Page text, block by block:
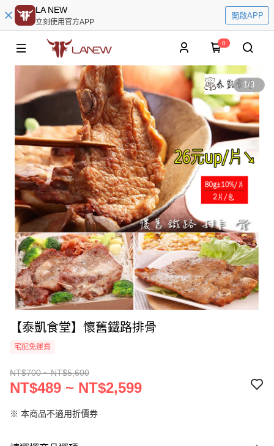
LA NEW
立刻使用官方APP
開啟APP
0
1/3
【泰凱食堂】懷舊鐵路排骨
宅配免運費
NT$700 ~ NT$5,600
NT$489 ~ NT$2,599
※ 本商品不適用折價券